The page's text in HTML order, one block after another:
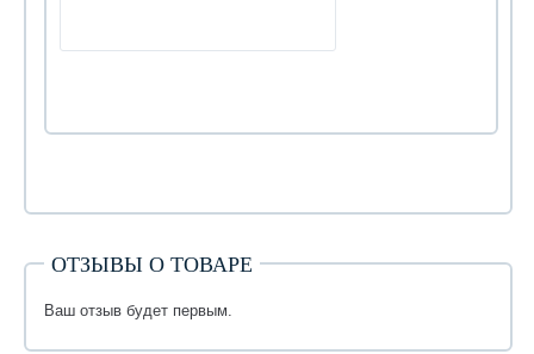
ОТЗЫВЫ О ТОВАРЕ
Ваш отзыв будет первым.